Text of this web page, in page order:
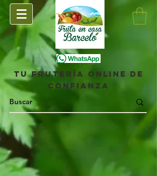
Tu frutería online de
confianza